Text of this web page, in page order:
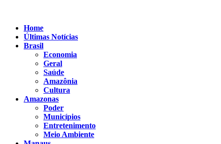
Home
Últimas Notícias
Brasil
Economia
Geral
Saúde
Amazônia
Cultura
Amazonas
Poder
Municípios
Entretenimento
Meio Ambiente